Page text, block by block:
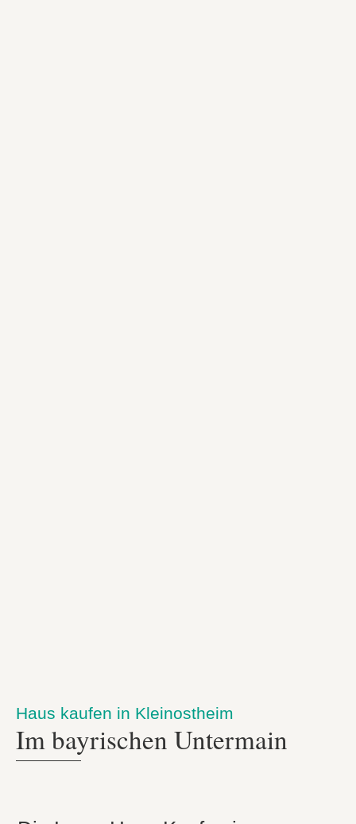
Haus kaufen in Kleinostheim
Im bayrischen Untermain